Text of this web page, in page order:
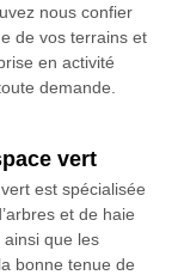
nous confier
de vos terrains et
en activité
demande.
vert
est spécialisée
et de haie
que les
bonne tenue de